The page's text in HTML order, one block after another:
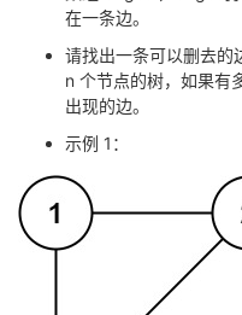
的
博
我
的
我
在一条边。
请找出一条可以删去的
n 个节点的树，如果有
出现的边。
示例 1：